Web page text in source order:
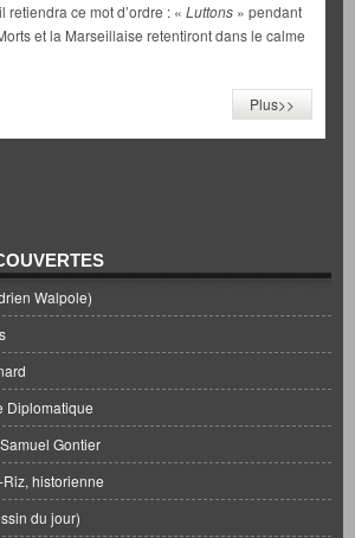
retiendra ce mot d’ordre : « Luttons » pendant
et la Marseillaise retentiront dans le calme
Plus>>
Walpole)
Diplomatique
Gontier
historienne
du jour)